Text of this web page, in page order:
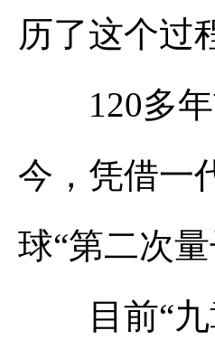
历了这个过
120多年
今，凭借一
球“第二次
目前“九